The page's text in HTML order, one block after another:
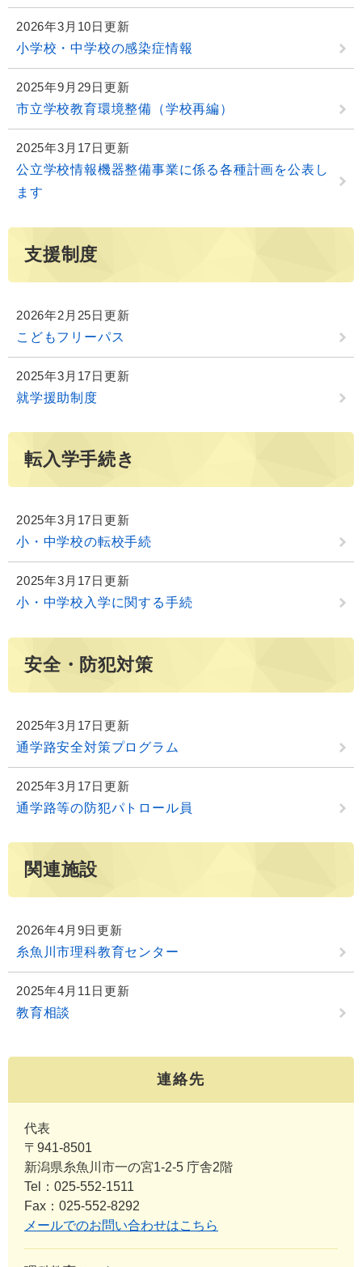
2026年3月10日更新
小学校・中学校の感染症情報
2025年9月29日更新
市立学校教育環境整備（学校再編）
2025年3月17日更新
公立学校情報機器整備事業に係る各種計画を公表し
ます
支援制度
2026年2月25日更新
こどもフリーパス
2025年3月17日更新
就学援助制度
転入学手続き
2025年3月17日更新
小・中学校の転校手続
2025年3月17日更新
小・中学校入学に関する手続
安全・防犯対策
2025年3月17日更新
通学路安全対策プログラム
2025年3月17日更新
通学路等の防犯パトロール員
関連施設
2026年4月9日更新
糸魚川市理科教育センター
2025年4月11日更新
教育相談
連絡先
代表
〒941-8501
新潟県糸魚川市一の宮1-2-5 庁舎2階
Tel：025-552-1511
Fax：025-552-8292
メールでのお問い合わせはこちら